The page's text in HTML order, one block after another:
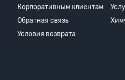
Корпоративным клиентам
Обратная связь
Условия возврата